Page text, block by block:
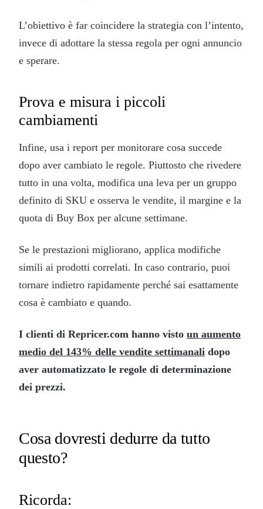
L’obiettivo è far coincidere la strategia con l’intento,
invece di adottare la stessa regola per ogni annuncio
e sperare.
Prova e misura i piccoli
cambiamenti
Infine, usa i report per monitorare cosa succede
dopo aver cambiato le regole. Piuttosto che rivedere
tutto in una volta, modifica una leva per un gruppo
definito di SKU e osserva le vendite, il margine e la
quota di Buy Box per alcune settimane.
Se le prestazioni migliorano, applica modifiche
simili ai prodotti correlati. In caso contrario, puoi
tornare indietro rapidamente perché sai esattamente
cosa è cambiato e quando.
I clienti di Repricer.com hanno visto un aumento
medio del 143% delle vendite settimanali dopo
aver automatizzato le regole di determinazione
dei prezzi.
Cosa dovresti dedurre da tutto
questo?
Ricorda: